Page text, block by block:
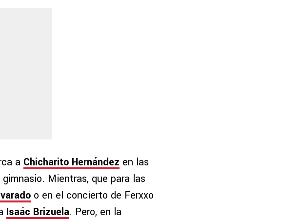
a Chicharito Hernández en las
gimnasio. Mientras, que para las
o en el concierto de Ferxxo
Isaác Brizuela. Pero, en la